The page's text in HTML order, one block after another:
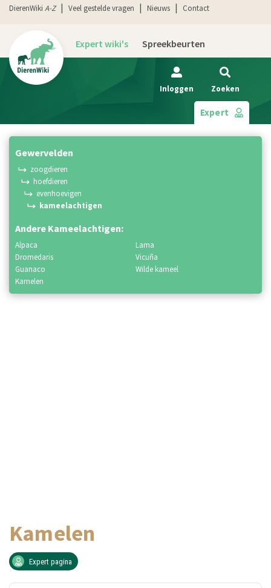
DierenWiki A-Z Veel gestelde vragen Nieuws Contact
Expert wiki's Spreekbeurten
gewervelden
zoogdieren
hoefdieren
evenhoevigen
kameelachtigen
Andere Kameelachtigen:
alpaca
dromedaris
guanaco
kamelen
lama
vicuña
wilde kameel
Inloggen Zoeken
Expert
Kamelen
Expert pagina